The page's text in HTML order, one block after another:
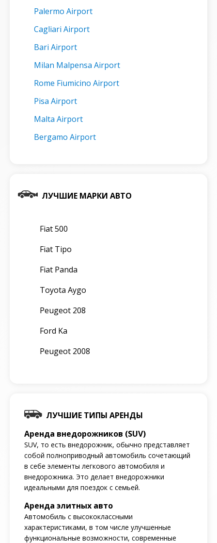
Palermo Airport
Cagliari Airport
Bari Airport
Milan Malpensa Airport
Rome Fiumicino Airport
Pisa Airport
Malta Airport
Bergamo Airport
ЛУЧШИЕ МАРКИ АВТО
Fiat 500
Fiat Tipo
Fiat Panda
Toyota Aygo
Peugeot 208
Ford Ka
Peugeot 2008
ЛУЧШИЕ ТИПЫ АРЕНДЫ
Аренда внедорожников (SUV)
SUV, то есть внедорожник, обычно представляет
собой полноприводный автомобиль сочетающий
в себе элементы легкового автомобиля и
внедорожника. Это делает внедорожники
идеальными для поездок с семьей.
Аренда элитных авто
Автомобиль с высококлассными
характеристиками, в том числе улучшенные
функциональные возможности, современные